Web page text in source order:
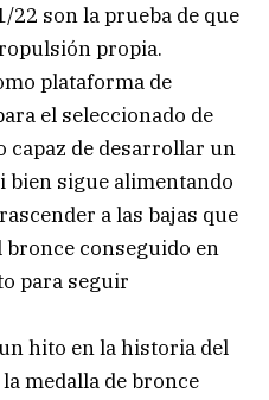
son la prueba de que
propia.
plataforma de
el seleccionado de
capaz de desarrollar un
bien sigue alimentando
a las bajas que
bronce conseguido en
para seguir
hito en la historia del
medalla de bronce